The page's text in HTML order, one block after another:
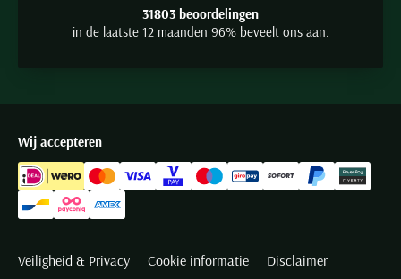
31803 beoordelingen
in de laatste 12 maanden 96% beveelt ons aan.
Wij accepteren
Veiligheid & Privacy Cookie informatie
Disclaimer